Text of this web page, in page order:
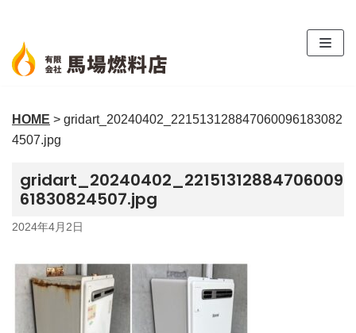
ン
テ
ン
へ
ス
ッ
プ
HOME > gridart_20240402_221513128847060096183082
4507.jpg
gridart_20240402_22151312884706009
61830824507.jpg
2024年4月2日